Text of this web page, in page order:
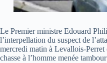
Le Premier ministre Edouard
l’interpellation du suspect de
mercredi matin à Levallois-Perret
chasse à l’homme menée